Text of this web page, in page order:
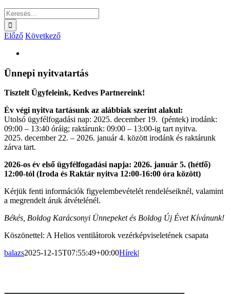
Keresés...
Előző Következő
Image
Ünnepi nyitvatartás
Tisztelt Ügyfeleink, Kedves Partnereink!
Év végi nyitva tartásunk az alábbiak szerint alakul:
Utolsó ügyfélfogadási nap: 2025. december 19. (péntek) irodánk:
09:00 – 13:40 óráig; raktárunk: 09:00 – 13:00-ig tart nyitva.
2025. december 22. – 2026. január 4. között irodánk és raktárunk
zárva tart.
2026-os év első ügyfélfogadási napja: 2026. január 5. (hétfő)
12:00-tól (Iroda és Raktár nyitva 12:00-16:00 óra között)
Kérjük fenti információk figyelembevételét rendeléseiknél, valamint
a megrendelt áruk átvételénél.
Békés, Boldog Karácsonyi Ünnepeket és Boldog Új Évet Kívánunk!
Köszönettel: A Helios ventilátorok vezérképviseletének csapata
balazs2025-12-15T07:55:49+00:00Hírek|